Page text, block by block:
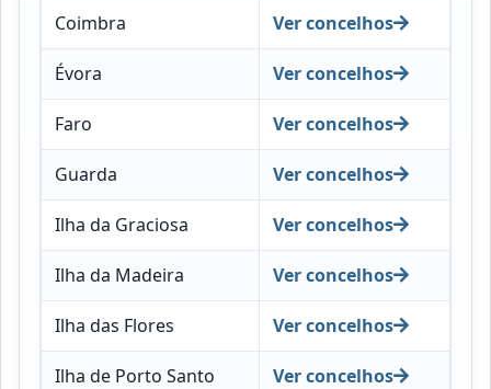
Coimbra Ver concelhos
Évora Ver concelhos
Faro Ver concelhos
Guarda Ver concelhos
Ilha da Graciosa Ver concelhos
Ilha da Madeira Ver concelhos
Ilha das Flores Ver concelhos
Ilha de Porto Santo Ver concelhos